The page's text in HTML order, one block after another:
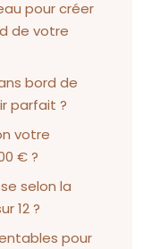
pour créer
de votre
bord de
parfait ?
votre
€ ?
selon la
12 ?
pour